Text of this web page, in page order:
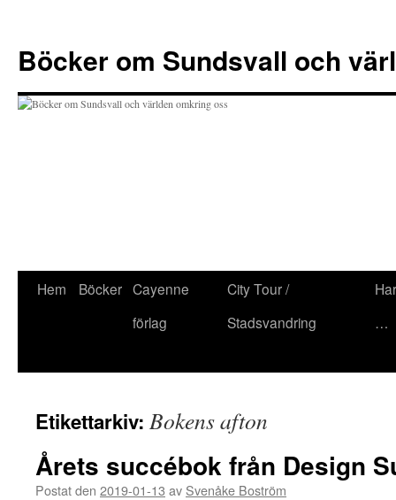
innehåll
Böcker om Sundsvall och
Hem Böcker Cayenne
förlag
City Tour /
Stadsvandring
…
Etikettarkiv: Bokens afton
Årets succébok från Design
Postat den 2019-01-13 av Svenåke Boström